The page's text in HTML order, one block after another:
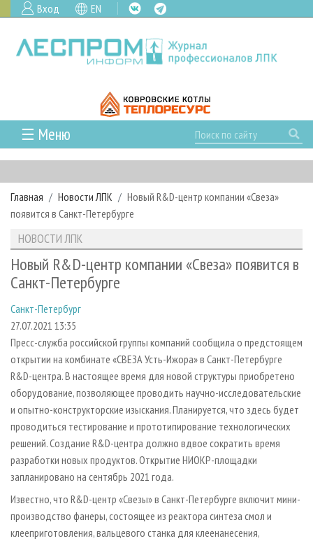
Вход EN
☰ Меню
ГЛАВНАЯ
РУБРИКИ И ТЕМЫ
РУБРИКИ ЖУРНАЛА
ЛЕСОЗАГОТОВКА
ЛЕСОПИЛЕНИЕ
СУШКА ДРЕВЕСИНЫ
ПРОИЗВОДСТВО ДРЕВЕСНЫХ ПЛИТ
ДЕРЕВЯННОЕ ДОМОСТРОЕНИЕ
ПРОИЗВОДСТВО МЕБЕЛИ
БИОЭНЕРГЕТИКА
ЦБП
ИНСТРУМЕНТ И МАТЕРИАЛЫ
НОВОСТИ
НОВОСТИ ЛПК
НОВОСТИ ЖУРНАЛА
ПРОЕКТЫ ЛПИ
АНАЛИТИКА
ПРЕДПРИЯТИЯ ЛПК
ПЕРСОНЫ
МОБИЛЬНЫЕ ВЫСТАВКИ
ОФИЦИАЛЬНЫЕ ДЕЛЕГАЦИИ
ПРИОРИТЕТНЫЕ ИНВЕСТПРОЕКТЫ
RUSSIAN FORESTRY REVIEW
ГАЗЕТА ЛЕСПРОМФОРУМ
БИБЛИОТЕКА СПЕЦИАЛИСТА
АРХИВ
АРХИВ ЖУРНАЛОВ
О ЖУРНАЛЕ
ПОДПИСКА
КОНТАКТЫ
РЕКЛАМОДАТЕЛЯМ
РЕКЛАМА
РЕКЛАМА НА САЙТЕ
Главная Новости ЛПК
Новый R&D-центр компании «Свеза»
появится в Санкт-Петербурге
НОВОСТИ ЛПК
Новый R&D-центр компании «Свеза» появится в
Санкт-Петербурге
Санкт-Петербург
27.07.2021 13:35
Пресс-служба российской группы компаний сообщила о предстоящем
открытии на комбинате «СВЕЗА Усть-Ижора» в Санкт-Петербурге
R&D-центра. В настоящее время для новой структуры приобретено
оборудование, позволяющее проводить научно-исследовательские
и опытно-конструкторские изыскания. Планируется, что здесь будет
проводиться тестирование и прототипирование технологических
решений. Создание R&D-центра должно вдвое сократить время
разработки новых продуктов. Открытие НИОКР-площадки
запланировано на сентябрь 2021 года.
Известно, что R&D-центр «Свезы» в Санкт-Петербурге включит мини-
производство фанеры, состоящее из реактора синтеза смол и
клееприготовления, вальцевого станка для клеенанесения,